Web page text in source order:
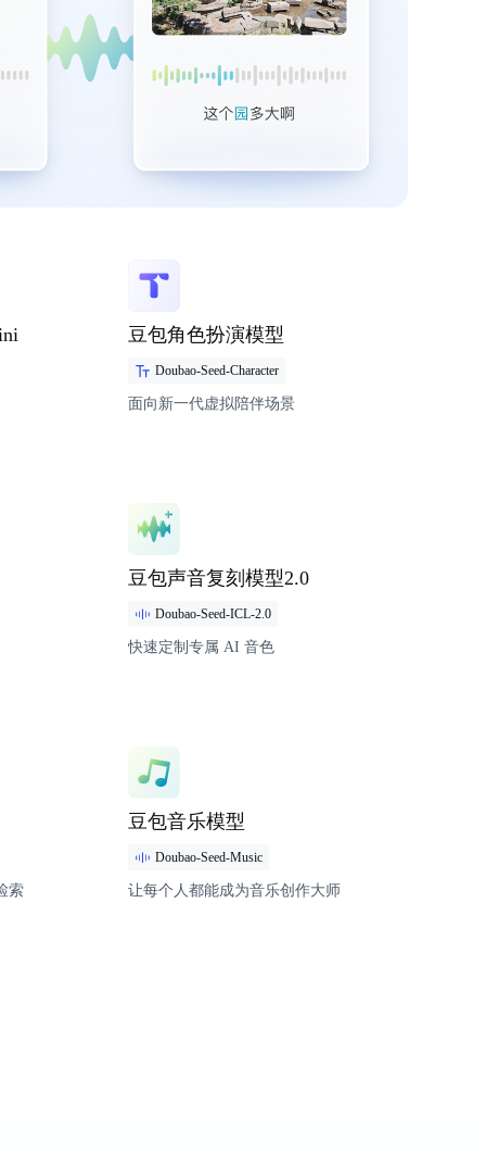
豆包角色扮演模型
Doubao-Seed-Character
面向新一代虚拟陪伴场景
豆包声音复刻模型2.0
Doubao-Seed-ICL-2.0
快速定制专属 AI 音色
索
豆包音乐模型
Doubao-Seed-Music
让每个人都能成为音乐创作大师